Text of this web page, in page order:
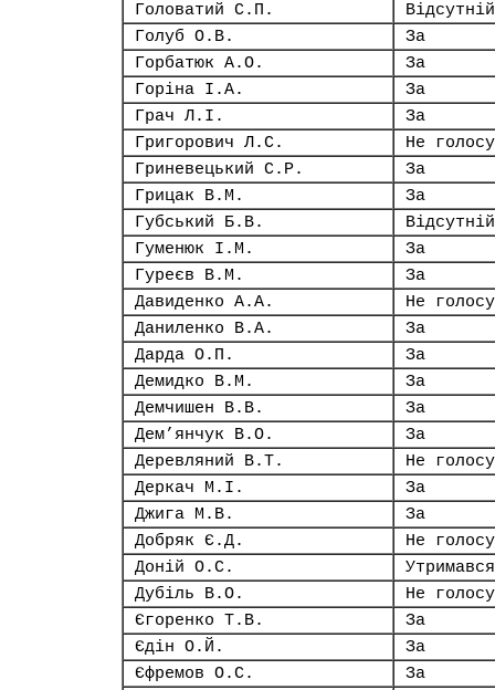
Головатий С.П.
Відсутній
Голуб О.В.
За
Горбатюк А.О.
За
Горіна І.А.
За
Грач Л.І.
За
Григорович Л.С.
Не
Гриневецький С.Р.
За
Грицак В.М.
За
Губський Б.В.
Відсутній
Гуменюк І.М.
За
Гуреєв В.М.
За
Давиденко А.А.
Не
Даниленко В.А.
За
Дарда О.П.
За
Демидко В.М.
За
Демчишен В.В.
За
Дем’янчук В.О.
За
Деревляний В.Т.
Не
Деркач М.І.
За
Джига М.В.
За
Добряк Є.Д.
Не
Доній О.С.
Утримався
Дубіль В.О.
Не
Єгоренко Т.В.
За
Єдін О.Й.
За
Єфремов О.С.
За